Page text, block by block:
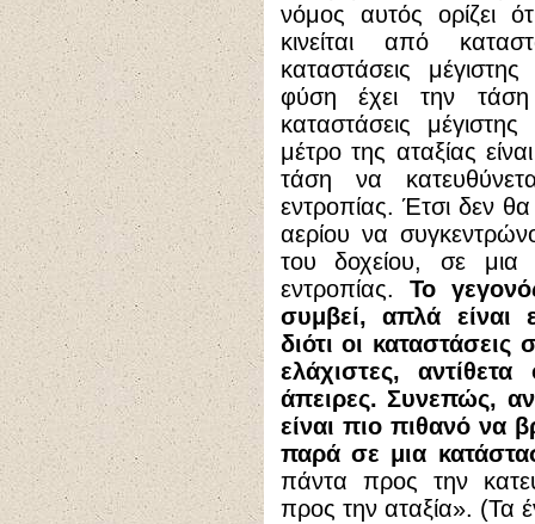
νόμος αυτός ορίζει
κινείται από
καταστάσεις
φύση έχει την τάση
καταστάσεις
μέτρο της αταξίας
τάση να
εντροπίας. Έτσι δεν
αερίου να
του δοχείου, σε μια
εντροπίας. Το
συμβεί, απλά είναι
διότι οι καταστάσεις
ελάχιστες, αντίθετα
άπειρες. Συνεπώς,
είναι πιο πιθανό να
παρά σε μια
πάντα προς την
προς την αταξία». (Τα